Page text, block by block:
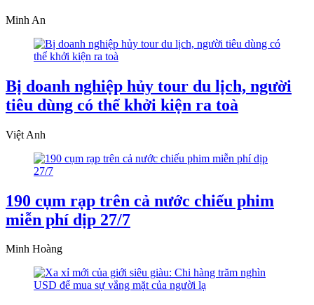
Minh An
Bị doanh nghiệp hủy tour du lịch, người
tiêu dùng có thể khởi kiện ra toà
Việt Anh
190 cụm rạp trên cả nước chiếu phim
miễn phí dịp 27/7
Minh Hoàng